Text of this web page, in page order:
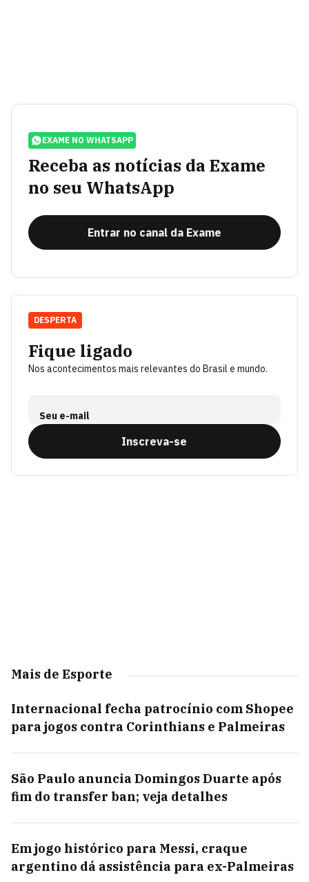
EXAME NO WHATSAPP
Receba as notícias da Exame
no seu WhatsApp
Entrar no canal da Exame
Fique ligado
Nos acontecimentos mais relevantes do Brasil e mundo.
Seu e-mail
Inscreva-se
DESPERTA
Mais de Esporte
Internacional fecha patrocínio com Shopee
para jogos contra Corinthians e Palmeiras
São Paulo anuncia Domingos Duarte após
fim do transfer ban; veja detalhes
Em jogo histórico para Messi, craque
argentino dá assistência para ex-Palmeiras